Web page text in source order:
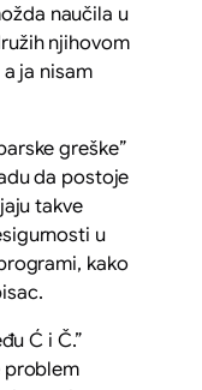
naučila u
njihovom
ja nisam
greške”
da postoje
takve
u
kako
Ć i Č.”
problem